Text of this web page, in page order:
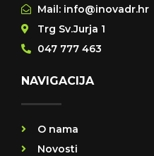
Mail: info@inovadr.hr
Trg Sv.Jurja 1
047 777 463
NAVIGACIJA
O nama
Novosti